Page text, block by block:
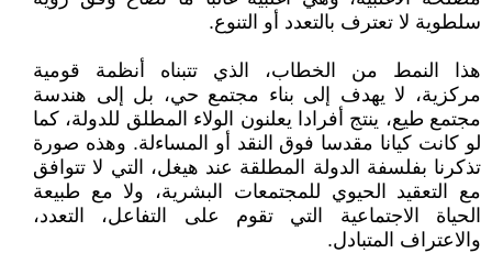
سلطوية لا تعترف بالتعدد أو التنوع.
هذا النمط من الخطاب، الذي تتبناه أنظمة قومية
مركزية، لا يهدف إلى بناء مجتمع حي، بل إلى هندسة
مجتمع طيع، ينتج أفرادا يعلنون الولاء المطلق للدولة، كما
لو كانت كيانا مقدسا فوق النقد أو المساءلة. وهذه صورة
تذكرنا بفلسفة الدولة المطلقة عند هيغل، التي لا تتوافق
مع التعقيد الحيوي للمجتمعات البشرية، ولا مع طبيعة
الحياة الاجتماعية التي تقوم على التفاعل، التعدد،
والاعتراف المتبادل.